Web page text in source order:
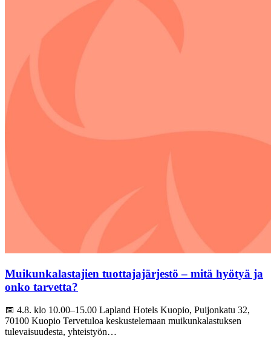
Muikunkalastajien tuottajajärjestö – mitä hyötyä ja
onko tarvetta?
📅 4.8. klo 10.00–15.00 Lapland Hotels Kuopio, Puijonkatu 32,
70100 Kuopio Tervetuloa keskustelemaan muikunkalastuksen
tulevaisuudesta, yhteistyön…